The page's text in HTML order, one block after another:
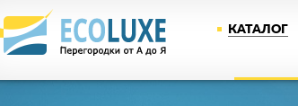
КАТАЛОГ